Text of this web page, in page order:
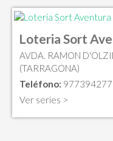
Loteria Sort
AVDA. RAMON
(TARRAGONA)
Teléfono: 977394277
Ver series >